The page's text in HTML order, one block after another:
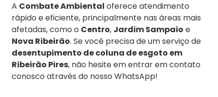
A Combate Ambiental oferece atendimento
rápido e eficiente, principalmente nas áreas mais
afetadas, como o Centro, Jardim Sampaio e
Nova Ribeirão. Se você precisa de um serviço de
desentupimento de coluna de esgoto em
Ribeirão Pires, não hesite em entrar em contato
conosco através do nosso WhatsApp!